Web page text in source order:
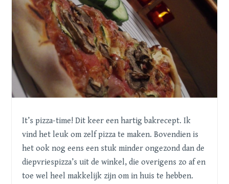
It’s pizza-time! Dit keer een hartig bakrecept. Ik
vind het leuk om zelf pizza te maken. Bovendien is
het ook nog eens een stuk minder ongezond dan de
diepvriespizza’s uit de winkel, die overigens zo af en
toe wel heel makkelijk zijn om in huis te hebben.